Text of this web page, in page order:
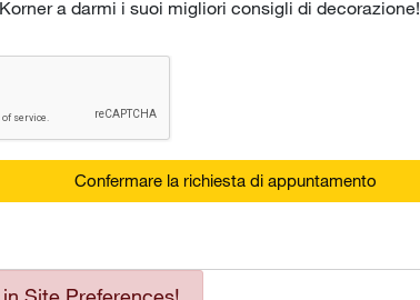
a darmi i suoi migliori consigli di decorazione!
Confermare la richiesta di appuntamento